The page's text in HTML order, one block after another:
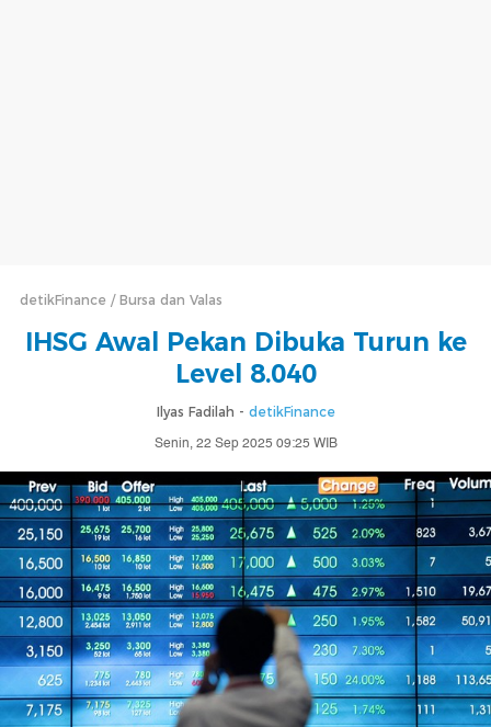
detikFinance Bursa dan Valas
IHSG Awal Pekan Dibuka Turun ke
Level 8.040
Ilyas Fadilah - detikFinance
Senin, 22 Sep 2025 09:25 WIB